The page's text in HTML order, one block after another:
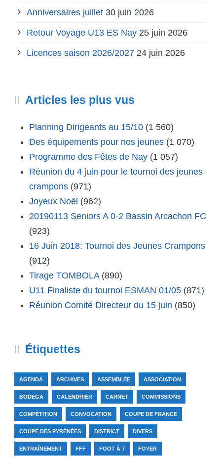
Anniversaires juillet 30 juin 2026
Retour Voyage U13 ES Nay 25 juin 2026
Licences saison 2026/2027 24 juin 2026
Articles les plus vus
Planning Dirigeants au 15/10 (1 560)
Des équipements pour nos jeunes (1 070)
Programme des Fêtes de Nay (1 057)
Réunion du 4 juin pour le tournoi des jeunes
crampons (971)
Joyeux Noël (962)
20190113 Seniors A 0-2 Bassin Arcachon FC
(923)
16 Juin 2018: Tournoi des Jeunes Crampons
(912)
Tirage TOMBOLA (890)
U11 Finaliste du tournoi ESMAN 01/05 (871)
Réunion Comité Directeur du 15 juin (850)
Étiquettes
AGENDA ARCHIVES ASSEMBLÉE ASSOCIATION
BODEGA CALENDRIER CARNET COMMISSIONS
COMPÉTITION CONVOCATION COUPE DE FRANCE
COUPE DES PYRÉNÉES DISTRICT DIVERS
ENTRAÎNEMENT FFF FOOT À 7 FOYER